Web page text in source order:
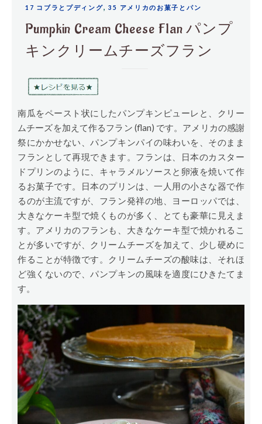
17 コブラとプディング,35 アメリカのお菓子とパン
Pumpkin Cream Cheese Flan パンプ
キンクリームチーズフラン
南瓜をペースト状にしたパンプキンピューレと、クリー
ムチーズを加えて作るフラン (flan) です。アメリカの感謝
祭にかかせない、パンプキンパイの味わいを、そのまま
フランとして再現できます。フランは、日本のカスター
ドプリンのように、キャラメルソースと卵液を焼いて作
るお菓子です。日本のプリンは、一人用の小さな器で作
るのが主流ですが、フラン発祥の地、ヨーロッパでは、
大きなケーキ型で焼くものが多く、とても豪華に見えま
す。アメリカのフランも、大きなケーキ型で焼かれるこ
とが多いですが、クリームチーズを加えて、少し硬めに
作ることが特徴です。クリームチーズの酸味は、それほ
ど強くないので、パンプキンの風味を適度にひきたてま
す。